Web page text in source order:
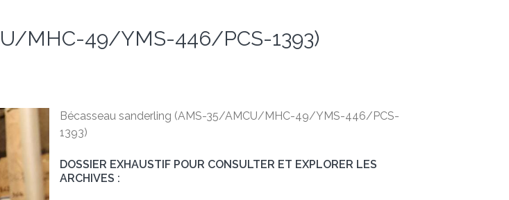
MHC-49/YMS-446/PCS-1393)
Bécasseau sanderling (AMS-35/AMCU/MHC-49/YMS-446/PCS-
1393)
DOSSIER EXHAUSTIF POUR CONSULTER ET EXPLORER LES
ARCHIVES :